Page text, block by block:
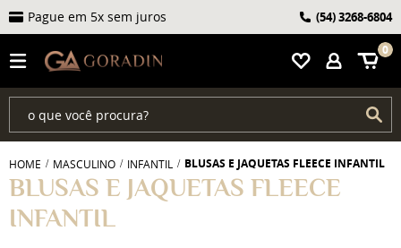
0
Pague em 5x sem juros (54)3268-6804
HOME MASCULINO INFANTIL BLUSAS E JAQUETAS FLEECE INFANTIL
BLUSAS E JAQUETAS FLEECE
INFANTIL